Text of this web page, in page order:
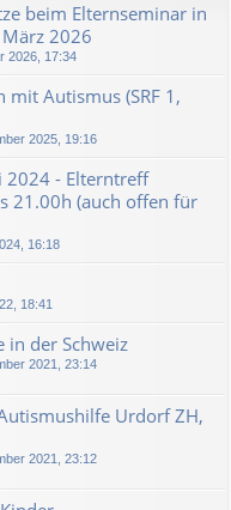
beim Elternseminar in
2026
2026, 17:34
Autismus (SRF 1,
2025, 19:16
2024 - Elterntreff
21.00h (auch offen für
16:18
18:41
in der Schweiz
2021, 23:14
Urdorf ZH,
2021, 23:12